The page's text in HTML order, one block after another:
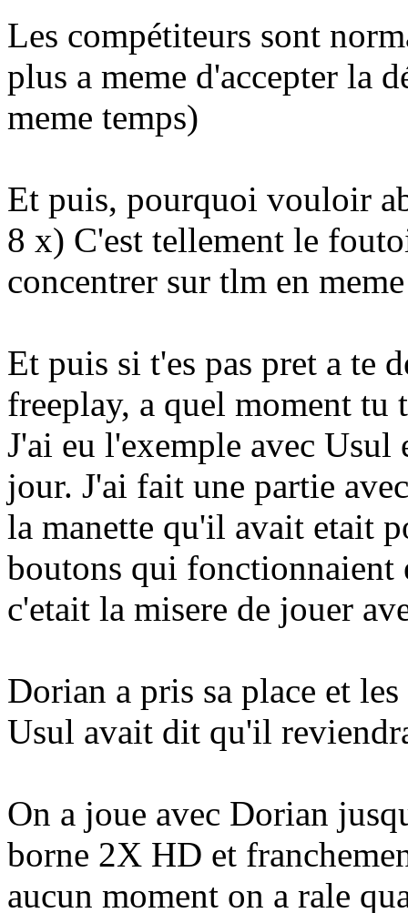
Les compétiteurs sont
plus a meme d'accepter la
meme temps)
Et puis, pourquoi vouloir
8 x) C'est tellement le
concentrer sur tlm en
Et puis si t'es pas pret a te
freeplay, a quel moment tu
J'ai eu l'exemple avec
jour. J'ai fait une partie
la manette qu'il avait etait
boutons qui fonctionnaient
c'etait la misere de jouer
Dorian a pris sa place et
Usul avait dit qu'il
On a joue avec Dorian
borne 2X HD et
aucun moment on a rale